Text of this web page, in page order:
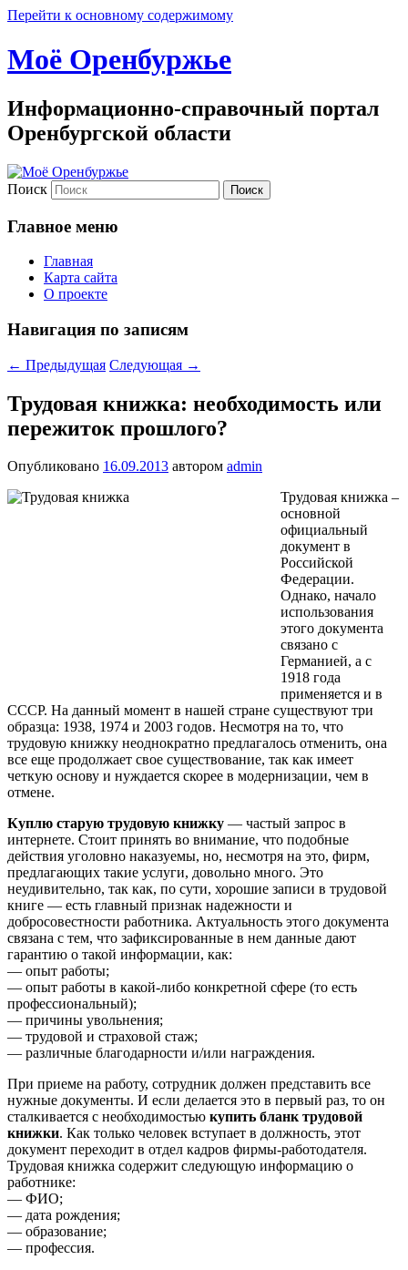
Перейти к основному содержимому
Моё Оренбуржье
Информационно-справочный портал
Оренбургской области
Поиск
Главное меню
Главная
Карта сайта
О проекте
Навигация по записям
← Предыдущая Следующая →
Трудовая книжка: необходимость или
пережиток прошлого?
Опубликовано 16.09.2013 автором admin
Трудовая книжка –
основной
официальный
документ в
Российской
Федерации.
Однако, начало
использования
этого документа
связано с
Германией, а с
1918 года
применяется и в
СССР. На данный момент в нашей стране существуют три
образца: 1938, 1974 и 2003 годов. Несмотря на то, что
трудовую книжку неоднократно предлагалось отменить, она
все еще продолжает свое существование, так как имеет
четкую основу и нуждается скорее в модернизации, чем в
отмене.
Куплю старую трудовую книжку — частый запрос в
интернете. Стоит принять во внимание, что подобные
действия уголовно наказуемы, но, несмотря на это, фирм,
предлагающих такие услуги, довольно много. Это
неудивительно, так как, по сути, хорошие записи в трудовой
книге — есть главный признак надежности и
добросовестности работника. Актуальность этого документа
связана с тем, что зафиксированные в нем данные дают
гарантию о такой информации, как:
— опыт работы;
— опыт работы в какой-либо конкретной сфере (то есть
профессиональный);
— причины увольнения;
— трудовой и страховой стаж;
— различные благодарности и/или награждения.
При приеме на работу, сотрудник должен представить все
нужные документы. И если делается это в первый раз, то он
сталкивается с необходимостью купить бланк трудовой
книжки. Как только человек вступает в должность, этот
документ переходит в отдел кадров фирмы-работодателя.
Трудовая книжка содержит следующую информацию о
работнике:
— ФИО;
— дата рождения;
— образование;
— профессия.